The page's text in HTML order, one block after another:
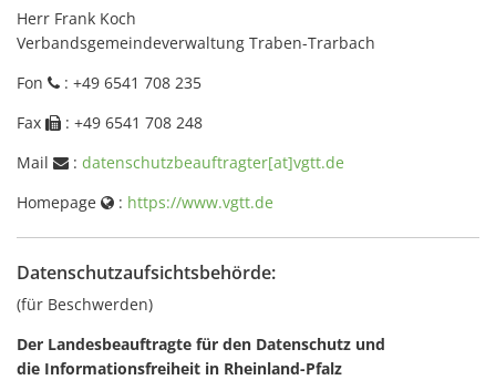
Herr Frank Koch
Verbandsgemeindeverwaltung Traben-Trarbach
Fon
: +49 6541 708 235
Fax
: +49 6541 708 248
Mail
: datenschutzbeauftragter[at]vgtt.de
Homepage
: https://www.vgtt.de
Datenschutzaufsichtsbehörde:
(für Beschwerden)
Der Landesbeauftragte für den Datenschutz und
die Informationsfreiheit in Rheinland-Pfalz